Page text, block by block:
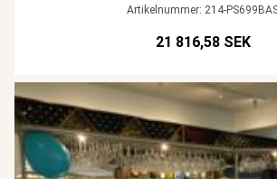
Artikelnummer: 214-
21 816,58 SEK